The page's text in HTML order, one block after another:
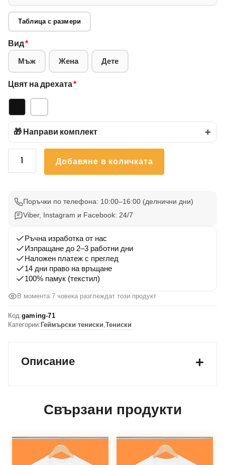
Таблица с размери
Вид*
Мъж Жена Дете
Цвят на дрехата*
🎁 Направи комплект +
количество
71
Добавяне в количката
Поръчки по телефона: 10:00–16:00 (делнични дни)
Viber, Instagram и Facebook: 24/7
Ръчна изработка от нас
Изпращане до 2–3 работни дни
Наложен платеж с преглед
14 дни право на връщане
100% памук (текстил)
В момента 7 човека разглеждат този продукт
Код:gaming-71
Категории: Геймърски тениски Тениски
Описание
Свързани продукти